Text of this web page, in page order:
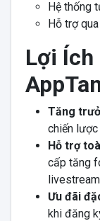
Hệ thống
Hỗ trợ
Lợi Ích
Tăng
chiến lược
Hỗ trợ
cấp tăng
Ưu đãi
khi đăng